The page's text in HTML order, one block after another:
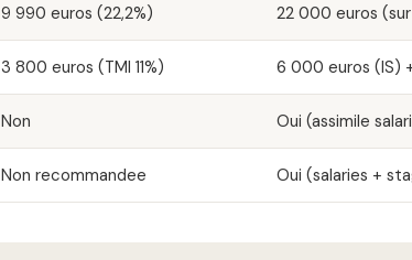
9 990 euros (22,2%) 22 000 euros
3 800 euros (TMI 11%) 6 000 euros (IS)
Non Oui (assimile
Non recommandee Oui (salaries +